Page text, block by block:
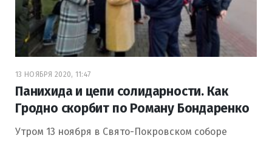
13 НОЯБРЯ 2020, 11:47
Панихида и цепи солидарности. Как
Гродно скорбит по Роману Бондаренко
Утром 13 ноября в Свято-Покровском соборе